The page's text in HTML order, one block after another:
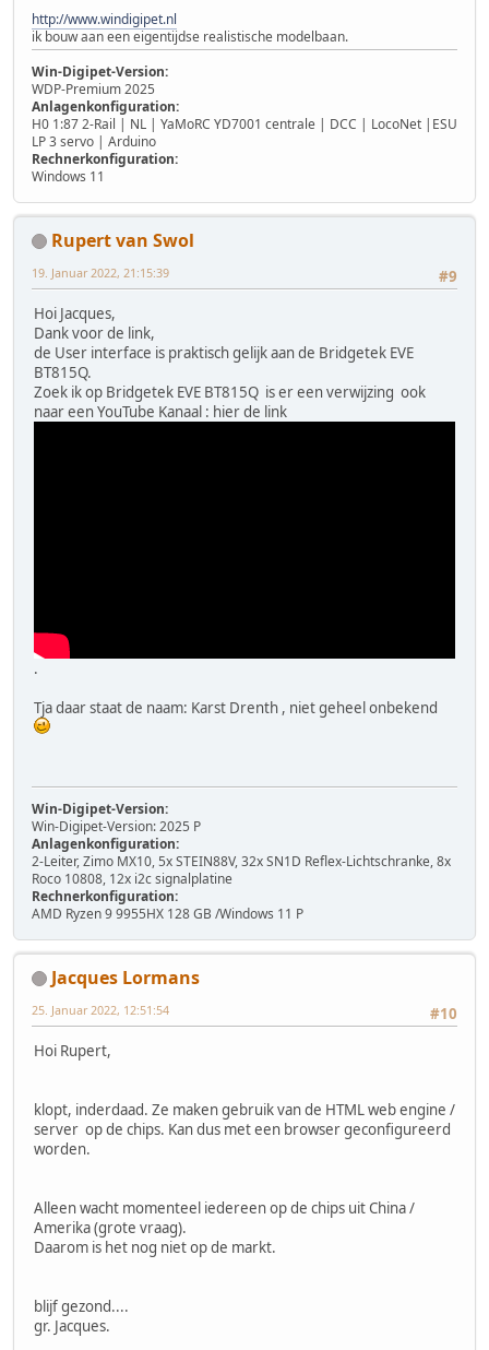
http://www.windigipet.nl
ik bouw aan een eigentijdse realistische modelbaan.
Win-Digipet-Version:
WDP-Premium 2025
Anlagenkonfiguration:
H0 1:87 2-Rail | NL | YaMoRC YD7001 centrale | DCC | LocoNet |ESU
LP 3 servo | Arduino
Rechnerkonfiguration:
Windows 11
Rupert van Swol
#9
19. Januar 2022, 21:15:39
Hoi Jacques,
Dank voor de link,
de User interface is praktisch gelijk aan de Bridgetek EVE
BT815Q.
Zoek ik op Bridgetek EVE BT815Q is er een verwijzing ook
naar een YouTube Kanaal : hier de link
.
Tja daar staat de naam: Karst Drenth , niet geheel onbekend
Win-Digipet-Version:
Win-Digipet-Version: 2025 P
Anlagenkonfiguration:
2-Leiter, Zimo MX10, 5x STEIN88V, 32x SN1D Reflex-Lichtschranke, 8x
Roco 10808, 12x i2c signalplatine
Rechnerkonfiguration:
AMD Ryzen 9 9955HX 128 GB /Windows 11 P
Jacques Lormans
#10
25. Januar 2022, 12:51:54
Hoi Rupert,
klopt, inderdaad. Ze maken gebruik van de HTML web engine /
server op de chips. Kan dus met een browser geconfigureerd
worden.
Alleen wacht momenteel iedereen op de chips uit China /
Amerika (grote vraag).
Daarom is het nog niet op de markt.
blijf gezond....
gr. Jacques.